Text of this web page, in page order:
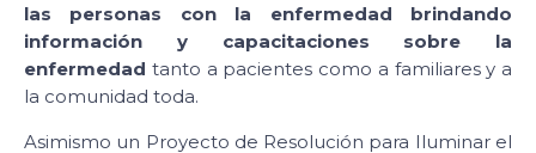
las personas con la enfermedad brindando
información y capacitaciones sobre la
enfermedad tanto a pacientes como a familiares y a
la comunidad toda.
Asimismo un Proyecto de Resolución para Iluminar el